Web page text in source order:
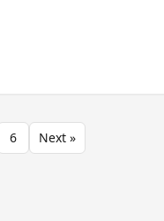
6 Next »